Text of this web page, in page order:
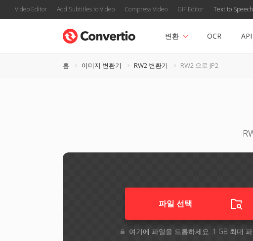
Video Editor Add Subtitles to Video Compress Video GIF Editor Text to Speech
변환 OCR API
홈 이미지 변환기 RW2 변환기 RW2 으로 JP2
파일 선택
여기에 파일을 드롭하세요. 1 GB 최대